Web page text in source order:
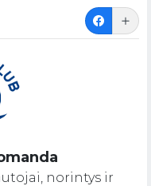
norintys ir